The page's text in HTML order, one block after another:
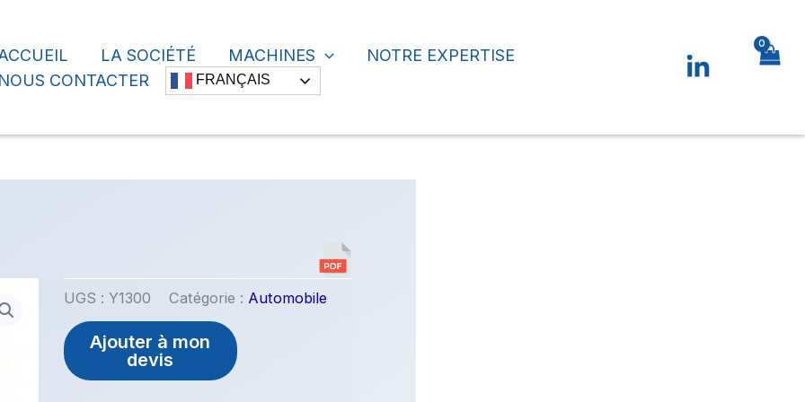
LA SOCIÉTÉ MACHINES
NOTRE EXPERTISE
NOUS CONTACTER
FRANÇAIS
UGS : Y1300 Catégorie : Automobile
Ajouter à mon
devis